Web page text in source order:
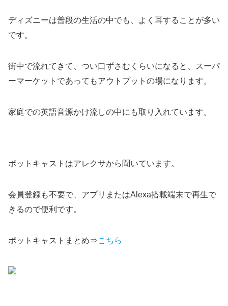
ディズニーは普段の生活の中でも、よく耳することが多い
です。
街中で流れてきて、つい口ずさむくらいになると、スーパ
ーマーケットであってもアウトプットの場になります。
家庭での英語音源かけ流しの中にも取り入れています。
ポットキャストはアレクサから聞いています。
会員登録も不要で、アプリまたはAlexa搭載端末で再生で
きるので便利です。
ポットキャストまとめ⇒こちら